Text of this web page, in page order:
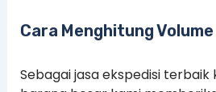
Cara Menghitung
Sebagai jasa ekspedisi terbaik